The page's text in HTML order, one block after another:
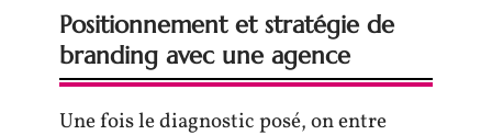
Positionnement et stratégie de
branding avec une agence
Une fois le diagnostic posé, on entre